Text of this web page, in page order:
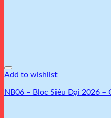
Add to wishlist
NB06 – Bloc Siêu Đại 2026 –